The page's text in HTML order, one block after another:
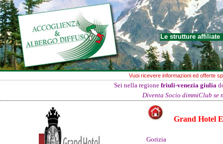
Le strutture affiliate
Vuoi ricevere informazioni ed offerte
Sei nella regione friuli-venezia giulia
Diventa Socio dimmiClub
Grand Hotel
Gorizia